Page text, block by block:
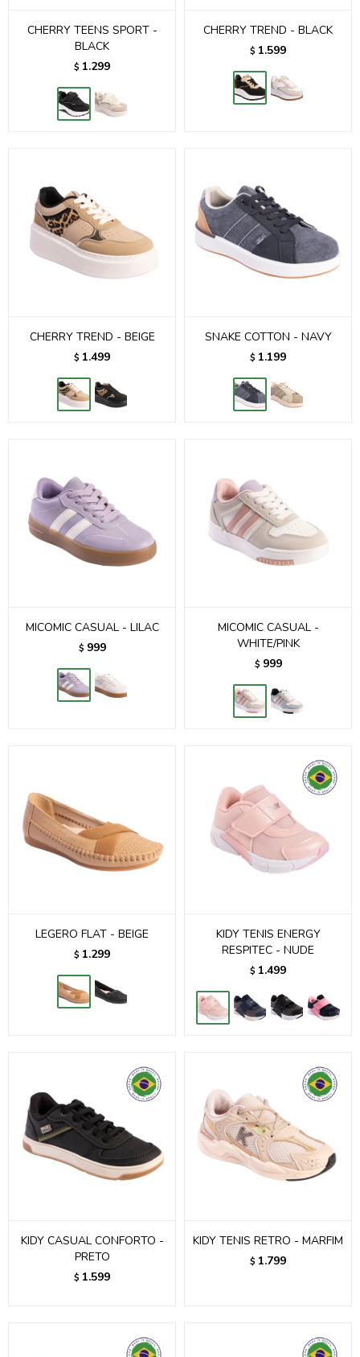
CHERRY TEENS SPORT -
BLACK
$ 1.299
CHERRY TREND - BLACK
$ 1.599
CHERRY TREND - BEIGE
$ 1.499
SNAKE COTTON - NAVY
$ 1.199
MICOMIC CASUAL - LILAC
$ 999
MICOMIC CASUAL -
WHITE/PINK
$ 999
LEGERO FLAT - BEIGE
$ 1.299
KIDY TENIS ENERGY
RESPITEC - NUDE
$ 1.499
KIDY CASUAL CONFORTO -
PRETO
$ 1.599
KIDY TENIS RETRO - MARFIM
$ 1.799